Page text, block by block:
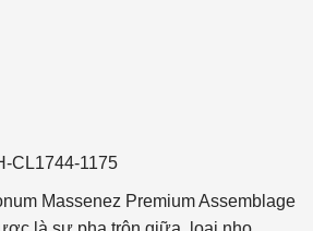
CL1744-1175
Massenez Premium Assemblage